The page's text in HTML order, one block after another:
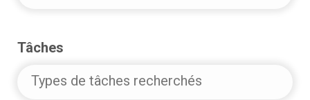
Tâches